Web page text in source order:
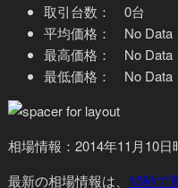
取引台数： 0台
平均価格： No Data
最高価格： No Data
最低価格： No Data
相場情報：2014年11月10日
最新の相場情報は、 10秒で